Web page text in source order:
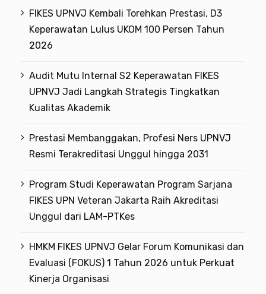
FIKES UPNVJ Kembali Torehkan Prestasi, D3
Keperawatan Lulus UKOM 100 Persen Tahun
2026
Audit Mutu Internal S2 Keperawatan FIKES
UPNVJ Jadi Langkah Strategis Tingkatkan
Kualitas Akademik
Prestasi Membanggakan, Profesi Ners UPNVJ
Resmi Terakreditasi Unggul hingga 2031
Program Studi Keperawatan Program Sarjana
FIKES UPN Veteran Jakarta Raih Akreditasi
Unggul dari LAM-PTKes
HMKM FIKES UPNVJ Gelar Forum Komunikasi dan
Evaluasi (FOKUS) 1 Tahun 2026 untuk Perkuat
Kinerja Organisasi